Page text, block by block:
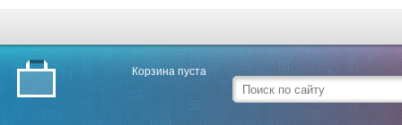
Корзина пуста